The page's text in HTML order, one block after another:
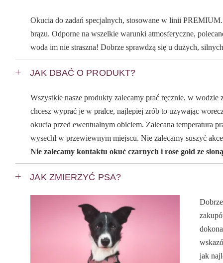
Okucia do zadań specjalnych, stosowane w linii
brązu. Odporne na wszelkie warunki atmosferyczne,
woda im nie straszna! Dobrze sprawdzą się u dużych,
JAK DBAĆ O PRODUKT?
Wszystkie nasze produkty zalecamy prać ręcznie, w wodzie
chcesz wyprać je w pralce, najlepiej zrób to używając
okucia przed ewentualnym obiciem. Zalecana temperatura
wysechł w przewiewnym miejscu. Nie zalecamy suszyć
Nie zalecamy kontaktu okuć czarnych i rose gold ze
JAK ZMIERZYĆ PSA?
jak